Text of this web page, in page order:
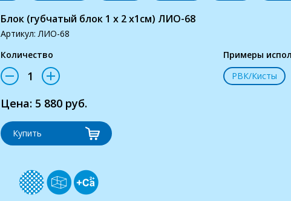
Блок (губчатый блок 1 х 2 х1см) ЛИО-68
Артикул: ЛИО-68
Количество
Цена: 5 880 руб.
Купить
Примеры
РВК/Кисты